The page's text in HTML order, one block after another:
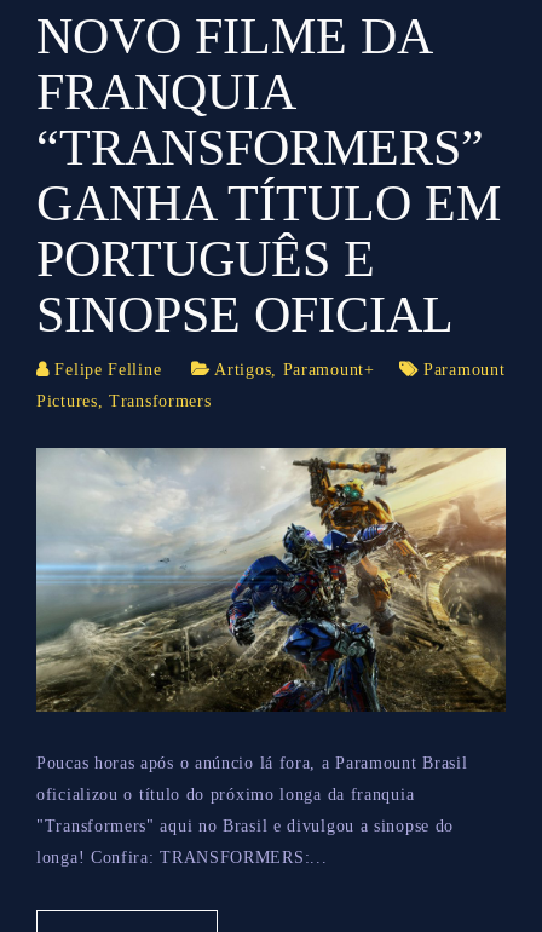
NOVO FILME DA
FRANQUIA
“TRANSFORMERS”
GANHA TÍTULO EM
PORTUGUÊS E
SINOPSE OFICIAL
Felipe Felline Artigos, Paramount+
Paramount
Pictures,Transformers
Poucas horas após o anúncio lá fora, a Paramount Brasil
oficializou o título do próximo longa da franquia
"Transformers" aqui no Brasil e divulgou a sinopse do
longa! Confira: TRANSFORMERS:...